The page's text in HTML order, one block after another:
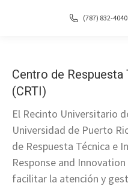
(787) 832-
Centro de
(CRTI)
El Recinto Universitario
Universidad de Puerto
de Respuesta Técnica e
Response and
facilitar la atención y